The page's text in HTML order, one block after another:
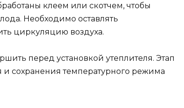
клеем или скотчем, чтобы
Необходимо оставлять
циркуляцию воздуха.
перед установкой утеплителя. Этап
и сохранения температурного режима